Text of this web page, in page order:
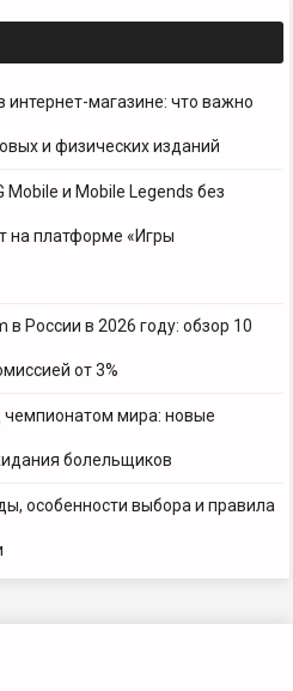
интернет-магазине: что важно
и физических изданий
Mobile и Mobile Legends без
на платформе «Игры
в России в 2026 году: обзор 10
от 3%
чемпионатом мира: новые
болельщиков
особенности выбора и правила